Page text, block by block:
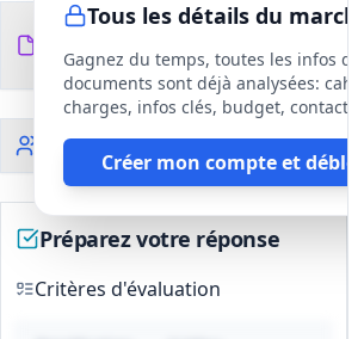
commandé.
Possibilité d'annulation en cas de
fermeture/grève et recours à stock de
précaution ou paniers-repas de
remplacement.
Remise des repas en liaison froide avec
conditionnement garantissant
traçabilité (étiquetage, température,
date de fabrication, DLUO/DDL) et
instructions de remise en température.
Tous les détails du marché
Gagnez du temps, toutes les infos des
documents sont déjà analysées:
charges, infos clés, budget, contact,
Créer mon compte et
Documents du
DCE
fichiers
Clauses sociales
Préparez votre réponse
Critères d'évaluation